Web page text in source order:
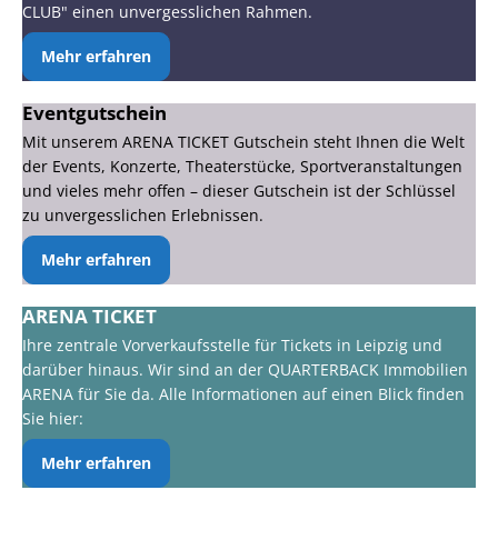
CLUB" einen unvergesslichen Rahmen.
Mehr erfahren
Eventgutschein
Mit unserem ARENA TICKET Gutschein steht Ihnen die Welt
der Events, Konzerte, Theaterstücke, Sportveranstaltungen
und vieles mehr offen – dieser Gutschein ist der Schlüssel
zu unvergesslichen Erlebnissen.
Mehr erfahren
ARENA TICKET
Ihre zentrale Vorverkaufsstelle für Tickets in Leipzig und
darüber hinaus. Wir sind an der QUARTERBACK Immobilien
ARENA für Sie da. Alle Informationen auf einen Blick finden
Sie hier:
Mehr erfahren